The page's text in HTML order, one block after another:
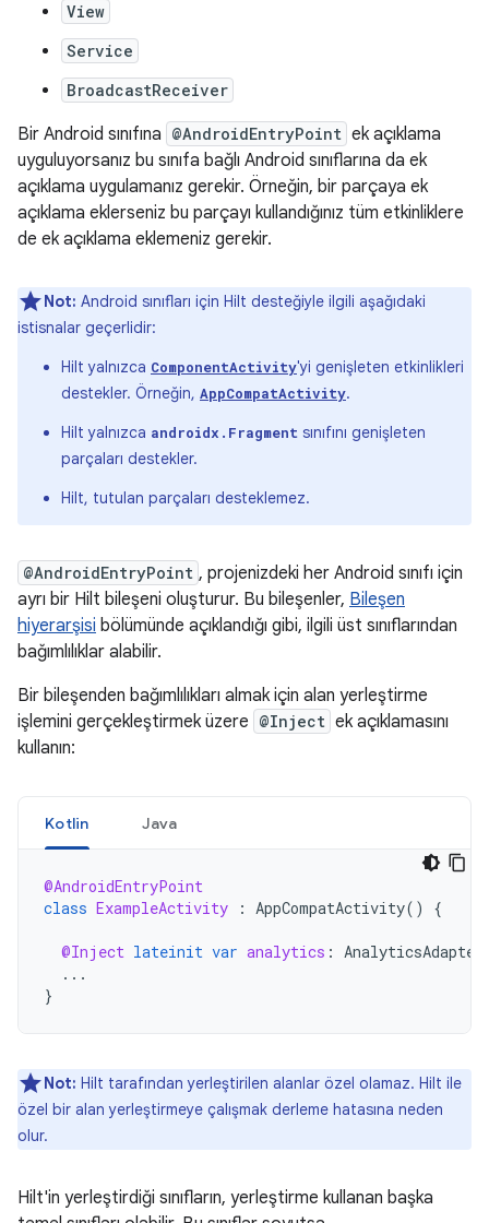
View
Service
BroadcastReceiver
Bir Android sınıfına @AndroidEntryPoint ek açıklama
uyguluyorsanız bu sınıfa bağlı Android sınıflarına da ek
açıklama uygulamanız gerekir. Örneğin, bir parçaya ek
açıklama eklerseniz bu parçayı kullandığınız tüm etkinliklere
de ek açıklama eklemeniz gerekir.
Not: Android sınıfları için Hilt desteğiyle ilgili aşağıdaki
istisnalar geçerlidir:
Hilt yalnızca ComponentActivity'yi genişleten etkinlikleri
destekler. Örneğin, AppCompatActivity.
Hilt yalnızca androidx.Fragment sınıfını genişleten
parçaları destekler.
Hilt, tutulan parçaları desteklemez.
@AndroidEntryPoint , projenizdeki her Android sınıfı için
ayrı bir Hilt bileşeni oluşturur. Bu bileşenler, Bileşen
hiyerarşisi bölümünde açıklandığı gibi, ilgili üst sınıflarından
bağımlılıklar alabilir.
Bir bileşenden bağımlılıkları almak için alan yerleştirme
işlemini gerçekleştirmek üzere @Inject ek açıklamasını
kullanın:
Kotlin Java
@AndroidEntryPoint
class ExampleActivity : AppCompatActivity() {
@Inject lateinit var analytics : AnalyticsAdapter
...
}
Not: Hilt tarafından yerleştirilen alanlar özel olamaz. Hilt ile
özel bir alan yerleştirmeye çalışmak derleme hatasına neden
olur.
Hilt'in yerleştirdiği sınıfların, yerleştirme kullanan başka